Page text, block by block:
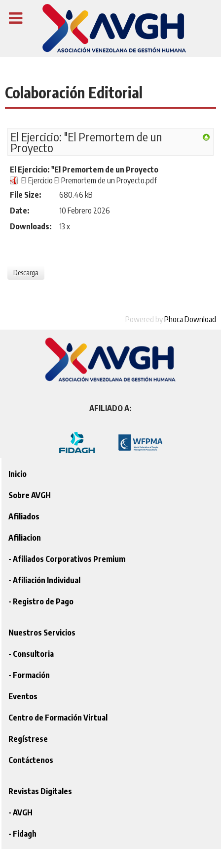
Colaboración Editorial
El Ejercicio: "El Premortem de un
Proyecto
El Ejercicio: "El Premortem de un Proyecto
El Ejercicio El Premortem de un Proyecto.pdf
File Size:
680.46 kB
Date:
10 Febrero 2026
Downloads:
13 x
Powered byPhoca Download
AFILIADO A:
Inicio
Sobre AVGH
Afiliados
Afiliacion
- Afiliados Corporativos Premium
- Afiliación Individual
- Registro de Pago
Nuestros Servicios
- Consultoria
- Formación
Eventos
Centro de Formación Virtual
Regístrese
Contáctenos
Revistas Digitales
- AVGH
- Fidagh